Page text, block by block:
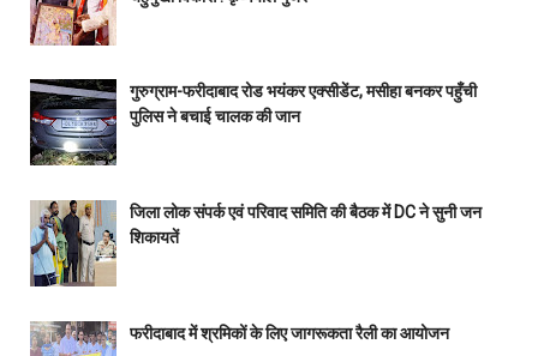
गुरुग्राम-फरीदाबाद रोड भयंकर एक्सीडेंट, मसीहा बनकर पहुँची
पुलिस ने बचाई चालक की जान
जिला लोक संपर्क एवं परिवाद समिति की बैठक में DC ने सुनी जन
शिकायतें
फरीदाबाद में श्रमिकों के लिए जागरूकता रैली का आयोजन